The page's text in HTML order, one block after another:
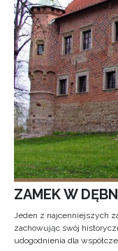
ZAMEK W
Jeden z najcenniejszych
zachowując swój
udogodnienia dla